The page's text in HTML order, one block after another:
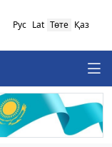
Қаз
Төте
Lat
Рус